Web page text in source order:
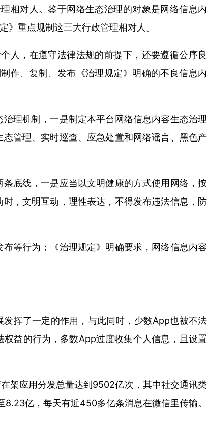
相对人。鉴于网络生态治理的对象是网络信息内
重点规制这三大行政管理相对人。
人，在遵守法律法规的前提下，还要遵循公序良
作、复制、发布《治理规定》明确的不良信息内
理机制，一是制定本平台网络信息内容生态治理
管理、实时巡查、应急处置和网络谣言、黑色产
底线，一是应当以文明健康的方式使用网络，按
，文明互动，理性表达，不得发布违法信息，防
等行为；《治理规定》明确要求，网络信息内容
挥了一定的作用，与此同时，少数App也被不法
益的行为，多数App过度收集个人信息，且设置
架应用分发总量达到9502亿次，其中社交通讯类
亿，每天有近450多亿条消息在微信里传输。